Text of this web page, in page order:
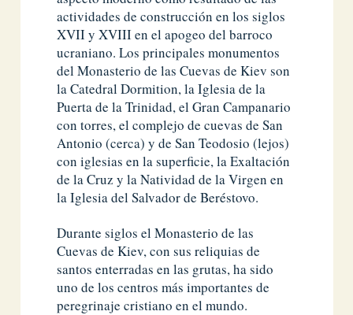
actividades de construcción en los siglos
XVII y XVIII en el apogeo del barroco
ucraniano. Los principales monumentos
del Monasterio de las Cuevas de Kiev son
la Catedral Dormition, la Iglesia de la
Puerta de la Trinidad, el Gran Campanario
con torres, el complejo de cuevas de San
Antonio (cerca) y de San Teodosio (lejos)
con iglesias en la superficie, la Exaltación
de la Cruz y la Natividad de la Virgen en
la Iglesia del Salvador de Beréstovo.
Durante siglos el Monasterio de las
Cuevas de Kiev, con sus reliquias de
santos enterradas en las grutas, ha sido
uno de los centros más importantes de
peregrinaje cristiano en el mundo.